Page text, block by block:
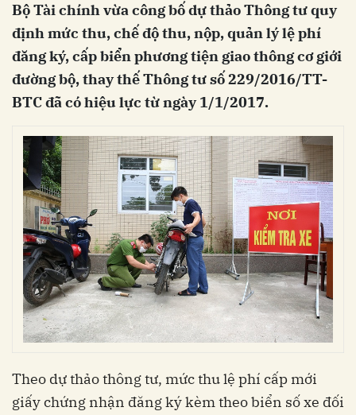
Bộ Tài chính vừa công bố dự thảo Thông tư quy
định mức thu, chế độ thu, nộp, quản lý lệ phí
đăng ký, cấp biển phương tiện giao thông cơ giới
đường bộ, thay thế Thông tư số 229/2016/TT-
BTC đã có hiệu lực từ ngày 1/1/2017.
Theo dự thảo thông tư, mức thu lệ phí cấp mới
giấy chứng nhận đăng ký kèm theo biển số xe đối
Hủy